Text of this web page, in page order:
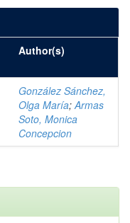
Author(s)
González Sánchez,
Olga María;Armas
Soto, Monica
Concepcion